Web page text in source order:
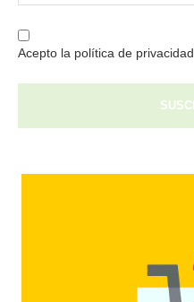
Acepto la política de privacidad